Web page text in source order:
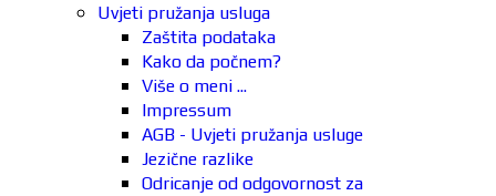
Uvjeti pružanja usluga
Zaštita podataka
Kako da počnem?
Više o meni ...
Impressum
AGB - Uvjeti pružanja usluge
Jezične razlike
Odricanje od odgovornost za